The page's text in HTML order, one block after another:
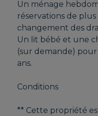
Un ménage
réservations de
changement des
Un lit bébé et une
(sur demande)
ans.
Conditions
** Cette propriété